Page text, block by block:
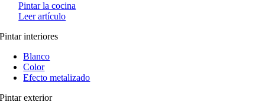
Pintar la cocina
Leer artículo
Pintar interiores
Blanco
Color
Efecto metalizado
Pintar exterior